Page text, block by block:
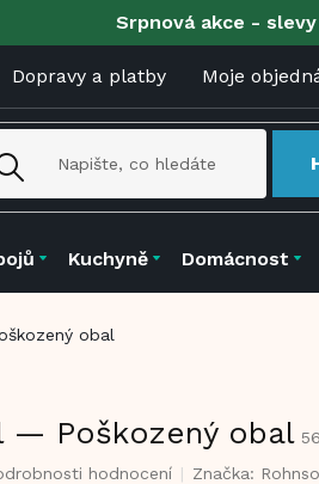
Srpnová akce - slevy
Dopravy a platby Moje
Kuchyně Domácnost
obal
— Poškozený obal
hodnocení Značka: